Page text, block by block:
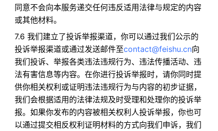
同意不会向本服务递交任何违反适用法律与规定的内容
或其他材料。
7.6 我们建立了投诉举报渠道，你可以通过我们公示的
投诉举报渠道或通过发送邮件至contact@feishu.cn向
我们投诉、举报各类违法违规行为、违法传播活动、违
法有害信息等内容。在你进行投诉举报时，请你同时提
供你相关权利或证明违法违规行为与内容的初步证据，
我们会根据适用的法律法规及时受理和处理你的投诉举
报。如果你发布的内容被相关权利人投诉举报，你也可
以通过提交相反权利证明材料的方式向我们申诉，我们